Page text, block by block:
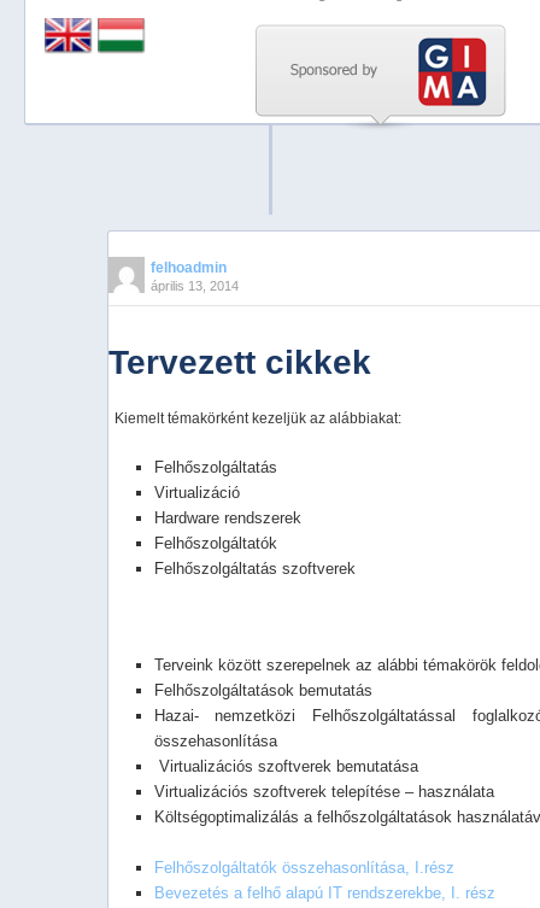
felhoadmin
április 13, 2014
Tervezett cikkek
Kiemelt témakörként kezeljük az alábbiakat:
Felhőszolgáltatás
Virtualizáció
Hardware rendszerek
Felhőszolgáltatók
Felhőszolgáltatás szoftverek
Terveink között szerepelnek az alábbi témakörök
Felhőszolgáltatások bemutatás
Hazai- nemzetközi Felhőszolgáltatással
összehasonlítása
Virtualizációs szoftverek bemutatása
Virtualizációs szoftverek telepítése – használata
Költségoptimalizálás a felhőszolgáltatások
Felhőszolgáltatók összehasonlítása, I.rész
Bevezetés a felhő alapú IT rendszerekbe, I. rész